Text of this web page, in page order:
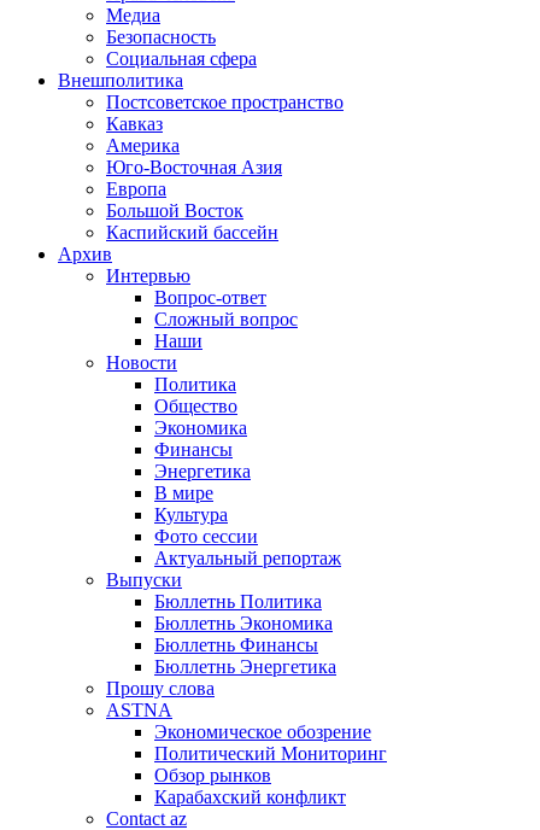
Медиа
Безопасность
Социальная сфера
Внешполитика
Постсоветское пространство
Кавказ
Америка
Юго-Восточная Азия
Европа
Большой Восток
Каспийский бассейн
Архив
Интервью
Вопрос-ответ
Сложный вопрос
Наши
Новости
Политика
Общество
Экономика
Финансы
Энергетика
В мире
Культура
Фото сессии
Актуальный репортаж
Выпуски
Бюллетнь Политика
Бюллетнь Экономика
Бюллетнь Финансы
Бюллетнь Энергетика
Прошу слова
ASTNA
Экономическое обозрение
Политический Мониторинг
Обзор рынков
Карабахский конфликт
Contact az